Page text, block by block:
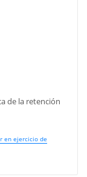
de la retención
en ejercicio de